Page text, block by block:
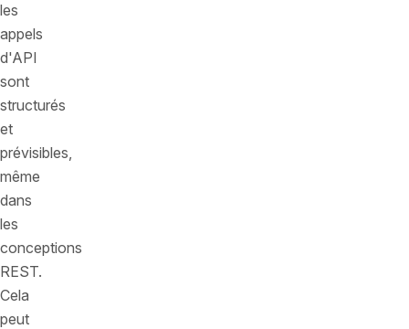
les
appels
d'API
sont
structurés
et
prévisibles,
même
dans
les
conceptions
REST.
Cela
peut